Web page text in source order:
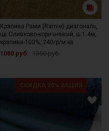
Крапива Рами (Ramie)-диагональ,
цв.Оливково-коричневый, ш.1.4м,
крапива-100%, 240гр/м.кв
1080 руб. 1350 руб.